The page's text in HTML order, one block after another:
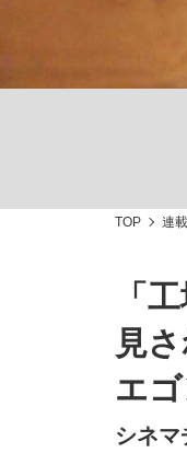
TOP 連載
「
見
エ
シネマ